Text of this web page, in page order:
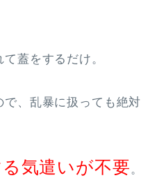
蓋をするだけ。
、乱暴に扱っても絶対
気遣いが不要。